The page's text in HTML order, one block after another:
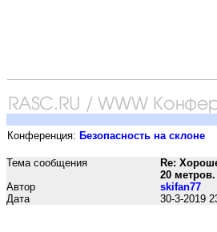
Конференция: Безопасность на склоне
Тема сообщения
Re:
20 метров.
Автор
skifan77
Дата
30-3-2019